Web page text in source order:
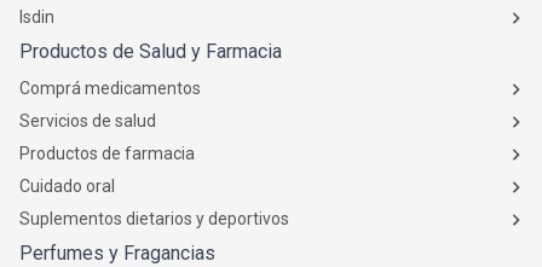
Isdin
Productos de Salud y Farmacia
Comprá medicamentos
Servicios de salud
Productos de farmacia
Cuidado oral
Suplementos dietarios y deportivos
Perfumes y Fragancias